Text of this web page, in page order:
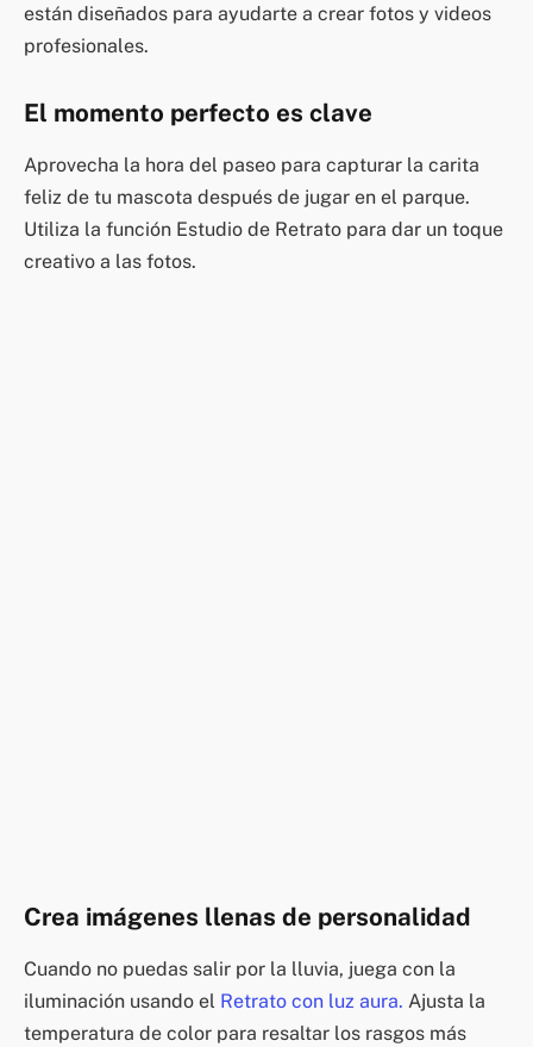
están diseñados para ayudarte a crear fotos y videos
profesionales.
El momento perfecto es clave
Aprovecha la hora del paseo para capturar la carita
feliz de tu mascota después de jugar en el parque.
Utiliza la función Estudio de Retrato para dar un toque
creativo a las fotos.
Crea imágenes llenas de personalidad
Cuando no puedas salir por la lluvia, juega con la
iluminación usando el Retrato con luz aura. Ajusta la
temperatura de color para resaltar los rasgos más